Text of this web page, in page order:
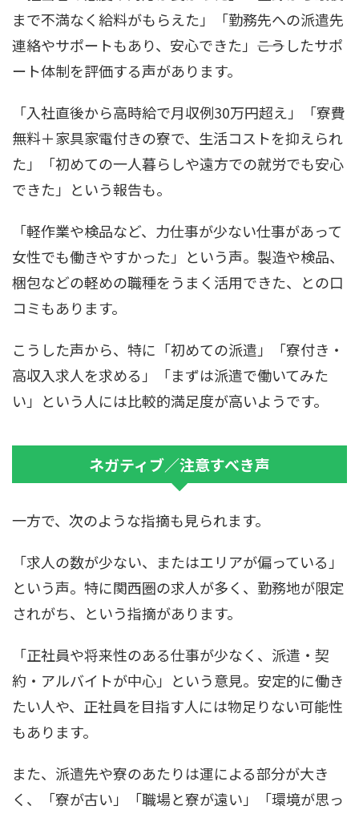
まで不満なく給料がもらえた」「勤務先への派遣先
連絡やサポートもあり、安心できた」――こうしたサポ
ート体制を評価する声があります。
「入社直後から高時給で月収例30万円超え」「寮費
無料＋家具家電付きの寮で、生活コストを抑えられ
た」「初めての一人暮らしや遠方での就労でも安心
できた」という報告も。
「軽作業や検品など、力仕事が少ない仕事があって
女性でも働きやすかった」という声。製造や検品、
梱包などの軽めの職種をうまく活用できた、との口
コミもあります。
こうした声から、特に「初めての派遣」「寮付き・
高収入求人を求める」「まずは派遣で働いてみた
い」という人には比較的満足度が高いようです。
ネガティブ／注意すべき声
一方で、次のような指摘も見られます。
「求人の数が少ない、またはエリアが偏っている」
という声。特に関西圏の求人が多く、勤務地が限定
されがち、という指摘があります。
「正社員や将来性のある仕事が少なく、派遣・契
約・アルバイトが中心」という意見。安定的に働き
たい人や、正社員を目指す人には物足りない可能性
もあります。
また、派遣先や寮のあたりは運による部分が大き
く、「寮が古い」「職場と寮が遠い」「環境が思っ